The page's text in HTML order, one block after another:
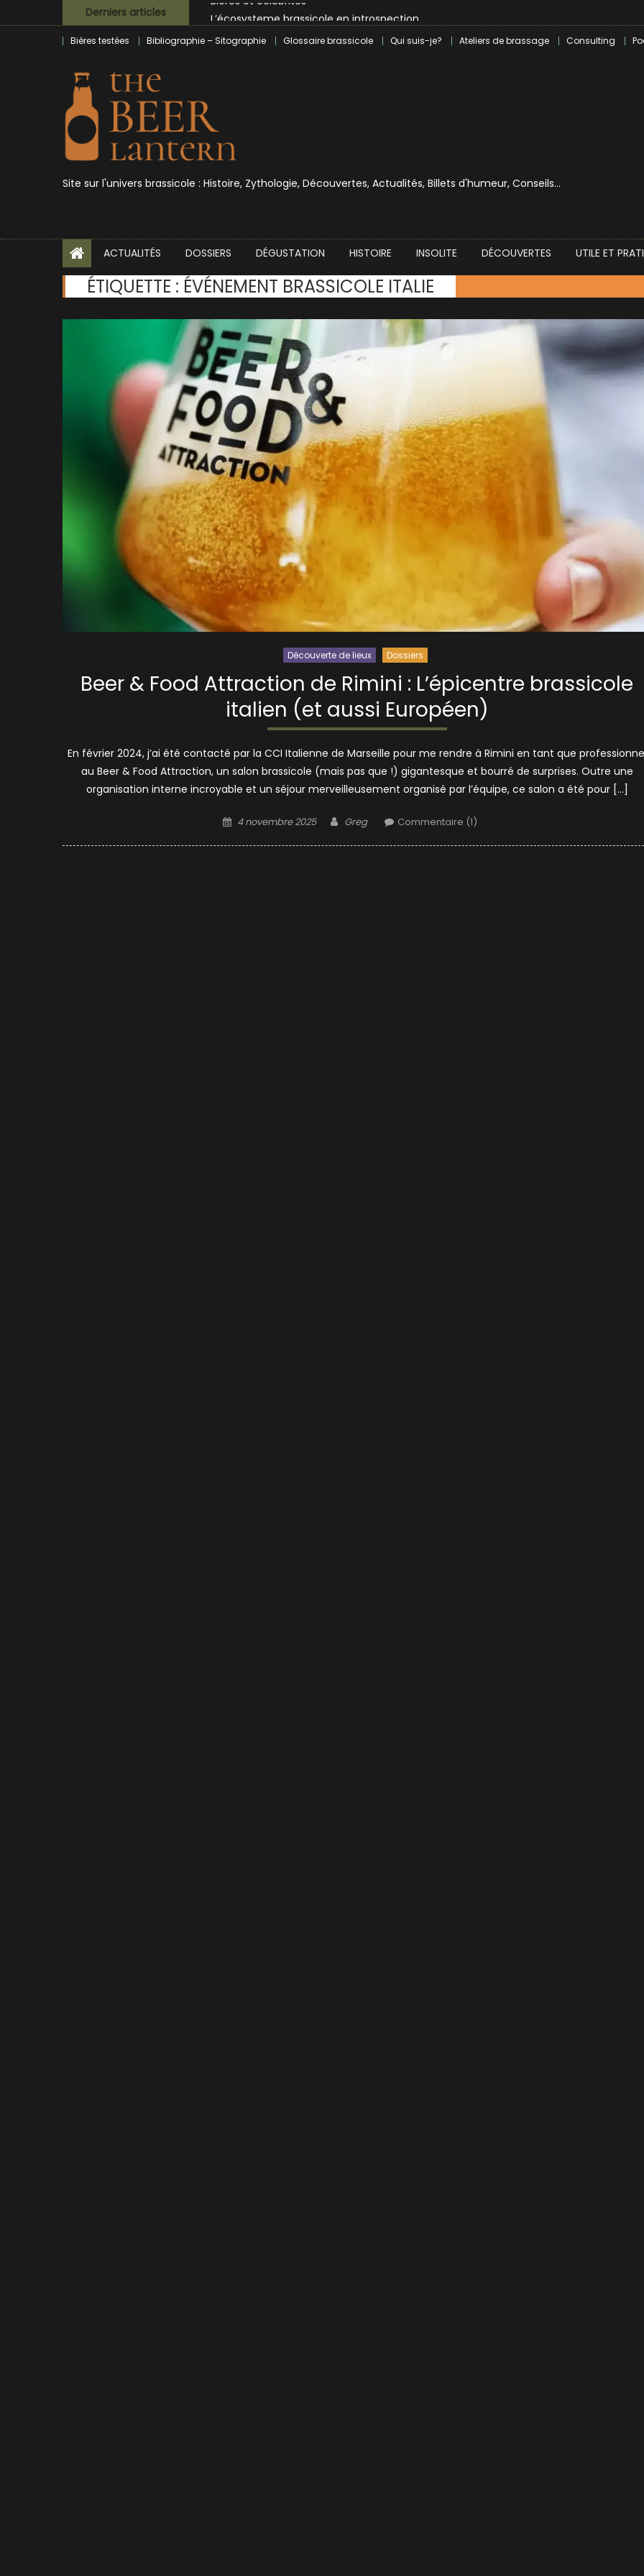
to
Derniers articles
L’écosysteme brassicole en introspection
Zoumaï : pionnier de la révolution craft à Marseille
L’intelligence artificielle dans le milieu brassicole
Bières testées Bibliographie – Sitographie Glossaire brassicole Qui suis-je? Ateliers de brassage Consulting
Site sur l'univers brassicole : Histoire, Zythologie, Découvertes, Actualités, Billets d'humeur, Conseils…
ACTUALITÉS DOSSIERS DÉGUSTATION HISTOIRE INSOLITE DÉCOUVERTES UTILE ET
ÉTIQUETTE : ÉVÉNEMENT BRASSICOLE ITALIE
Découverte de lieux Dossiers
Beer & Food Attraction de Rimini : L’épicentre brassicole
italien (et aussi Européen)
En février 2024, j’ai été contacté par la CCI Italienne de Marseille pour me rendre à Rimini en tant que
au Beer & Food Attraction, un salon brassicole (mais pas que !) gigantesque et bourré de surprises. Outre une
organisation interne incroyable et un séjour merveilleusement organisé par l’équipe, ce salon a été pour […]
Posted
4 novembre 2025 Author
Greg Commentaire (1)